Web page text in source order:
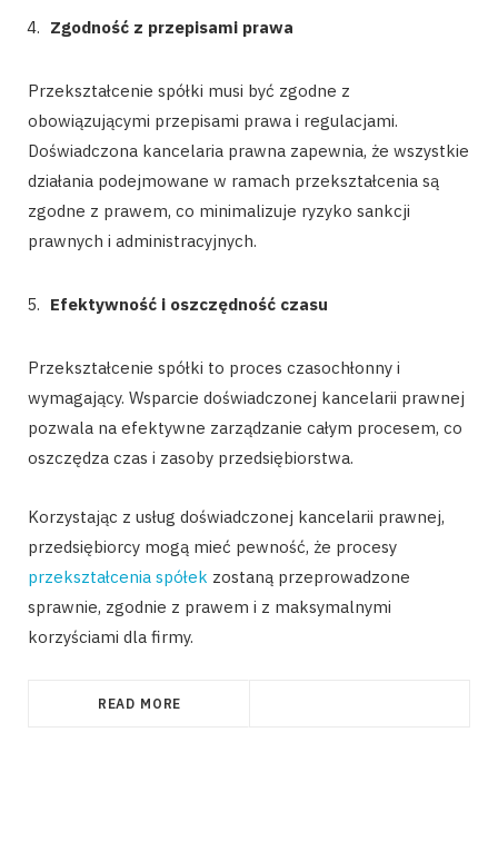
Zgodność z przepisami prawa
Przekształcenie spółki musi być zgodne z
obowiązującymi przepisami prawa i regulacjami.
Doświadczona kancelaria prawna zapewnia, że wszystkie
działania podejmowane w ramach przekształcenia są
zgodne z prawem, co minimalizuje ryzyko sankcji
prawnych i administracyjnych.
Efektywność i oszczędność czasu
Przekształcenie spółki to proces czasochłonny i
wymagający. Wsparcie doświadczonej kancelarii prawnej
pozwala na efektywne zarządzanie całym procesem, co
oszczędza czas i zasoby przedsiębiorstwa.
Korzystając z usług doświadczonej kancelarii prawnej,
przedsiębiorcy mogą mieć pewność, że procesy
przekształcenia spółek zostaną przeprowadzone
sprawnie, zgodnie z prawem i z maksymalnymi
korzyściami dla firmy.
READ MORE